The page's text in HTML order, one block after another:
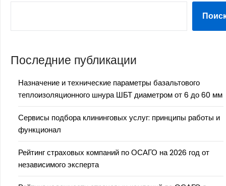
Последние публикации
Назначение и технические параметры базальтового
теплоизоляционного шнура ШБТ диаметром от 6 до 60 мм
Сервисы подбора клининговых услуг: принципы работы и
функционал
Рейтинг страховых компаний по ОСАГО на 2026 год от
независимого эксперта